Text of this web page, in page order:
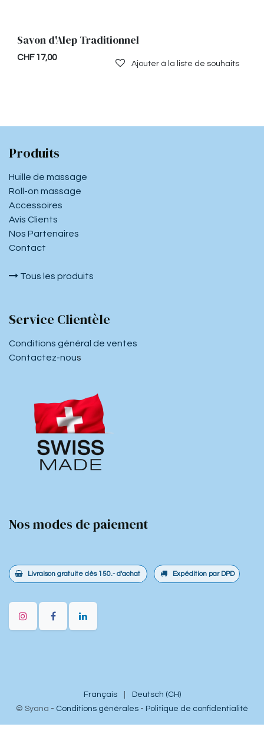
Savon d'Alep Traditionnel
CHF 17,00
Ajouter à la liste de souhaits
Produits
Huille de massage
Roll-on massage
Accessoires
Avis Clients
Nos Partenaires
Contact
Tous les produits
Service Clientèle
Conditions général de ventes
Contactez-nous
Nos modes de paiement
Livraison gratuite dès 150.- d'achat Expédition par DPD
© Syana - Conditions générales - Politique de confidentialité
Français Deutsch (CH)